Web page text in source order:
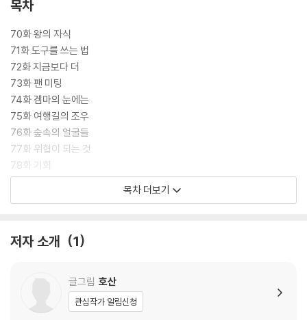
목차
70화 왕의 자식
71화 도구를 쓰는 법
72화 지금보다 더
73화 팬 미팅
74화 겜마의 눈에는
75화 여행길의 조우
76화 숲속의 얼굴들
77화 위협이 되는 것
78화 기회
79화 구조요청
83화 목숨값
85화 용 토벌의 성지
86화 영웅의 얼굴
87화 그 정도 일
목차 더보기
저자 소개 1
글그림 호산
관심작가 알림신청